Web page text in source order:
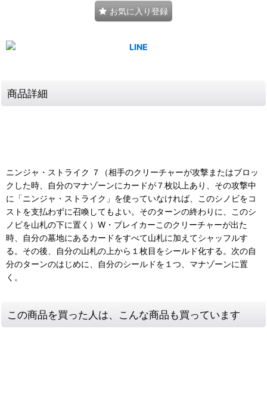
お気に入り登録
商品詳細
ニンジャ・ストライク ７（相手のクリーチャーが攻撃またはブロッ
クした時、自分のマナゾーンにカードが７枚以上あり、その攻撃中
に「ニンジャ・ストライク」を使っていなければ、このシノビをコ
ストを支払わずに召喚してもよい。そのターンの終わりに、このシ
ノビを山札の下に置く）W・ブレイカーこのクリーチャーが出た
時、自分の墓地にあるカードをすべて山札に加えてシャッフルす
る。その後、自分の山札の上から１枚目をシールド化する。次の自
分のターンのはじめに、自分のシールドを１つ、マナゾーンに置
く。
この商品を買った人は、こんな商品も買っています